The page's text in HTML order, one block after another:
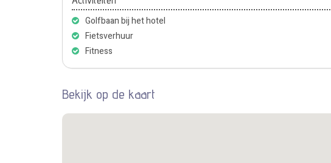
Golfbaan bij het hotel
Fietsverhuur
Fitness
Bekijk op de kaart